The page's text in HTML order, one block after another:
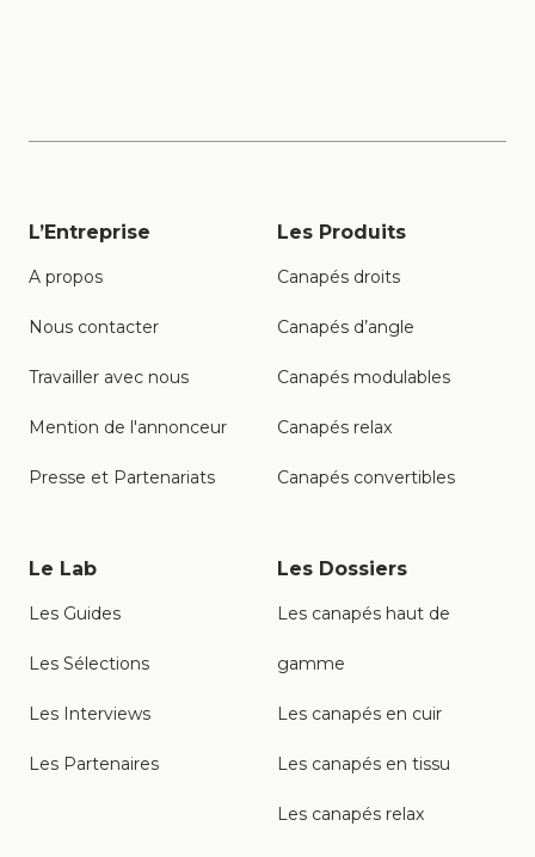
L’Entreprise
A propos
Nous contacter
Travailler avec nous
Mention de l'annonceur
Presse et Partenariats
Les Produits
Canapés droits
Canapés d’angle
Canapés modulables
Canapés relax
Canapés convertibles
Le Lab
Les Guides
Les Sélections
Les Interviews
Les Partenaires
Les Dossiers
Les canapés haut de
gamme
Les canapés en cuir
Les canapés en tissu
Les canapés relax